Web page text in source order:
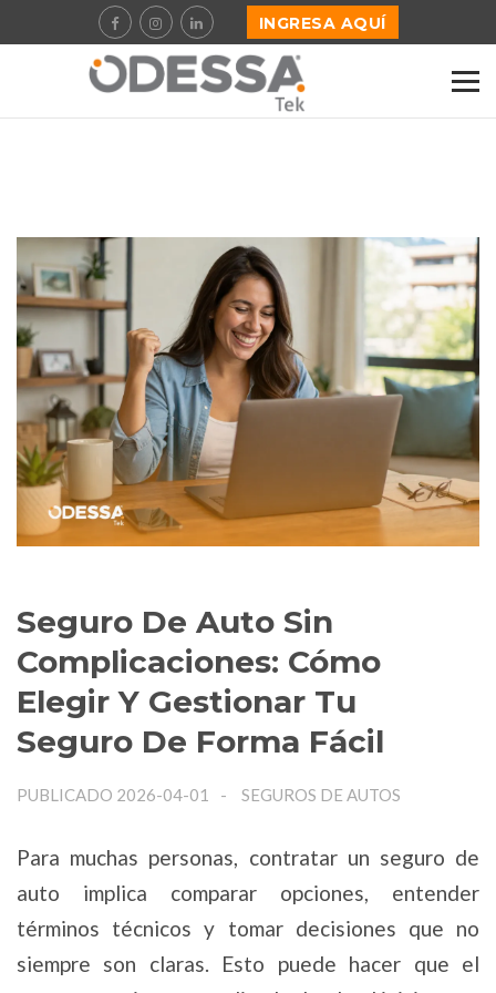
INGRESA AQUÍ
Seguro De Auto Sin
Complicaciones: Cómo
Elegir Y Gestionar Tu
Seguro De Forma Fácil
PUBLICADO 2026-04-01 SEGUROS DE AUTOS
Para muchas personas, contratar un seguro de
auto implica comparar opciones, entender
términos técnicos y tomar decisiones que no
siempre son claras. Esto puede hacer que el